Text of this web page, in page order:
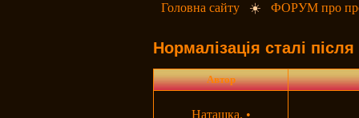
Головна сайту ☀️ФОРУМ про
Нормалізація сталі
Автор
Наташка. •